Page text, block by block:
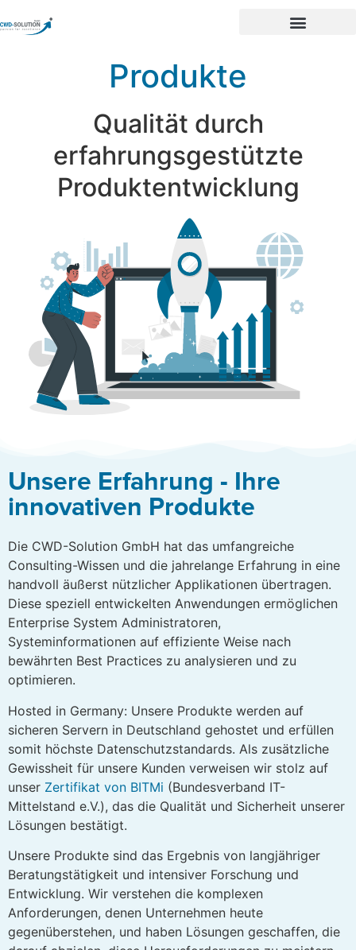
Produkte
Qualität durch
erfahrungsgestützte
Produktentwicklung
Unsere Erfahrung - Ihre
innovativen Produkte
Die CWD-Solution GmbH hat das umfangreiche
Consulting-Wissen und die jahrelange Erfahrung in eine
handvoll äußerst nützlicher Applikationen übertragen.
Diese speziell entwickelten Anwendungen ermöglichen
Enterprise System Administratoren,
Systeminformationen auf effiziente Weise nach
bewährten Best Practices zu analysieren und zu
optimieren.
Hosted in Germany: Unsere Produkte werden auf
sicheren Servern in Deutschland gehostet und erfüllen
somit höchste Datenschutzstandards. Als zusätzliche
Gewissheit für unsere Kunden verweisen wir stolz auf
unser Zertifikat von BITMi (Bundesverband IT-
Mittelstand e.V.), das die Qualität und Sicherheit unserer
Lösungen bestätigt.
Unsere Produkte sind das Ergebnis von langjähriger
Beratungstätigkeit und intensiver Forschung und
Entwicklung. Wir verstehen die komplexen
Anforderungen, denen Unternehmen heute
gegenüberstehen, und haben Lösungen geschaffen, die